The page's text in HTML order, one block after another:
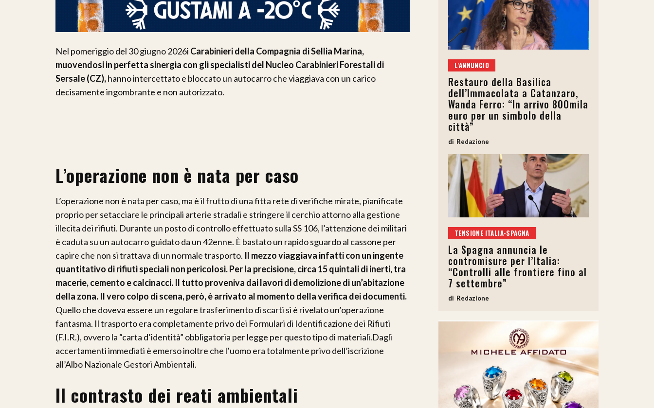
Nel pomeriggio del 30 giugno 2026i Carabinieri della Compagnia di Sellia Marina,
muovendosi in perfetta sinergia con gli specialisti del Nucleo Carabinieri Forestali di
Sersale (CZ),hanno intercettato e bloccato un autocarro che viaggiava con un carico
decisamente ingombrante e non autorizzato.
L’operazione non è nata per caso
L’operazione non è nata per caso, ma è il frutto di una fitta rete di verifiche mirate, pianificate
proprio per setacciare le principali arterie stradali e stringere il cerchio attorno alla gestione
illecita dei rifiuti. Durante un posto di controllo effettuato sulla SS 106, l’attenzione dei militari
è caduta su un autocarro guidato da un 42enne. È bastato un rapido sguardo al cassone per
capire che non si trattava di un normale trasporto. Il mezzo viaggiava infatti con un ingente
quantitativo di rifiuti speciali non pericolosi. Per la precisione, circa 15 quintali di inerti, tra
macerie, cemento e calcinacci. Il tutto proveniva dai lavori di demolizione di un’abitazione
della zona. Il vero colpo di scena, però, è arrivato al momento della verifica dei documenti.
Quello che doveva essere un regolare trasferimento di scarti si è rivelato un’operazione
fantasma. Il trasporto era completamente privo dei Formulari di Identificazione dei Rifiuti
(F.I.R.), ovvero la “carta d’identità” obbligatoria per legge per questo tipo di materiali.Dagli
accertamenti immediati è emerso inoltre che l’uomo era totalmente privo dell’iscrizione
all’Albo Nazionale Gestori Ambientali.
Il contrasto dei reati ambientali
L'ANNUNCIO
Restauro della Basilica
dell’Immacolata a Catanzaro,
Wanda Ferro: “In arrivo 800mila
euro per un simbolo della
città”
Redazione
TENSIONE ITALIA-SPAGNA
La Spagna annuncia le
contromisure per l’Italia:
“Controlli alle frontiere fino al
7 settembre”
Redazione